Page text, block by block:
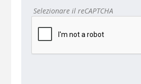
Selezionare il reCAPTCHA